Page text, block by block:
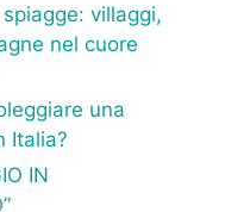
villaggi,
nel cuore
una
Italia?
IN